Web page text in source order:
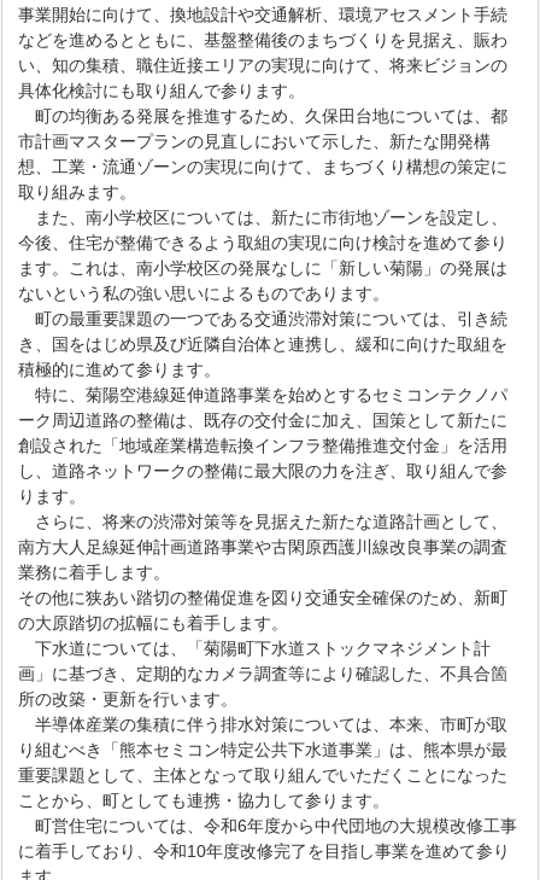
事業開始に向けて、換地設計や交通解析、環境アセスメント手続
などを進めるとともに、基盤整備後のまちづくりを見据え、賑わ
い、知の集積、職住近接エリアの実現に向けて、将来ビジョンの
具体化検討にも取り組んで参ります。
町の均衡ある発展を推進するため、久保田台地については、都
市計画マスタープランの見直しにおいて示した、新たな開発構
想、工業・流通ゾーンの実現に向けて、まちづくり構想の策定に
取り組みます。
また、南小学校区については、新たに市街地ゾーンを設定し、
今後、住宅が整備できるよう取組の実現に向け検討を進めて参り
ます。これは、南小学校区の発展なしに「新しい菊陽」の発展は
ないという私の強い思いによるものであります。
町の最重要課題の一つである交通渋滞対策については、引き続
き、国をはじめ県及び近隣自治体と連携し、緩和に向けた取組を
積極的に進めて参ります。
特に、菊陽空港線延伸道路事業を始めとするセミコンテクノパ
ーク周辺道路の整備は、既存の交付金に加え、国策として新たに
創設された「地域産業構造転換インフラ整備推進交付金」を活用
し、道路ネットワークの整備に最大限の力を注ぎ、取り組んで参
ります。
さらに、将来の渋滞対策等を見据えた新たな道路計画として、
南方大人足線延伸計画道路事業や古閑原西護川線改良事業の調査
業務に着手します。
その他に狭あい踏切の整備促進を図り交通安全確保のため、新町
の大原踏切の拡幅にも着手します。
下水道については、「菊陽町下水道ストックマネジメント計
画」に基づき、定期的なカメラ調査等により確認した、不具合箇
所の改築・更新を行います。
半導体産業の集積に伴う排水対策については、本来、市町が取
り組むべき「熊本セミコン特定公共下水道事業」は、熊本県が最
重要課題として、主体となって取り組んでいただくことになった
ことから、町としても連携・協力して参ります。
町営住宅については、令和6年度から中代団地の大規模改修工事
に着手しており、令和10年度改修完了を目指し事業を進めて参り